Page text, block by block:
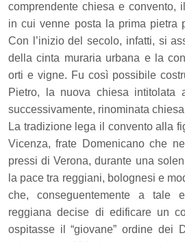
comprendente chiesa e convento,
in cui venne posta la prima pietra
Con l’inizio del secolo, infatti, si
della cinta muraria urbana e la
orti e vigne. Fu così possibile
Pietro, la nuova chiesa intitolata
successivamente, rinominata
La tradizione lega il convento alla
Vicenza, frate Domenicano che
pressi di Verona, durante una
la pace tra reggiani, bolognesi e
che, conseguentemente a tale
reggiana decise di edificare un
ospitasse il “giovane” ordine dei